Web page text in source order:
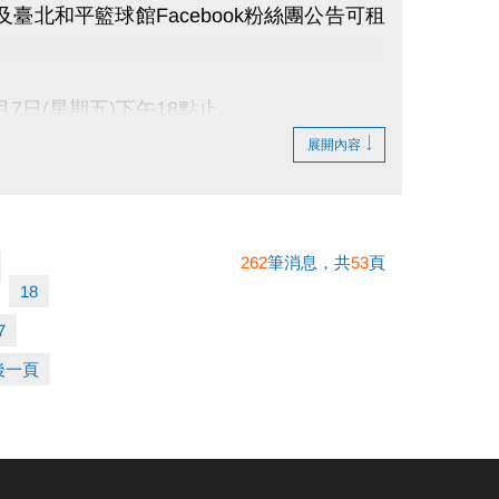
人員判定為主)。
取獎品，各梯次結束30分鐘完成領取，逾
如需使用泳池設施請購買全票進場。
北和平籃球館Facebook粉絲團公告可租
日(星期五)下午18點止。
區教室公開抽籤，由本中心相關單位主管
展開內容
18
一頁
262筆消息，共53頁